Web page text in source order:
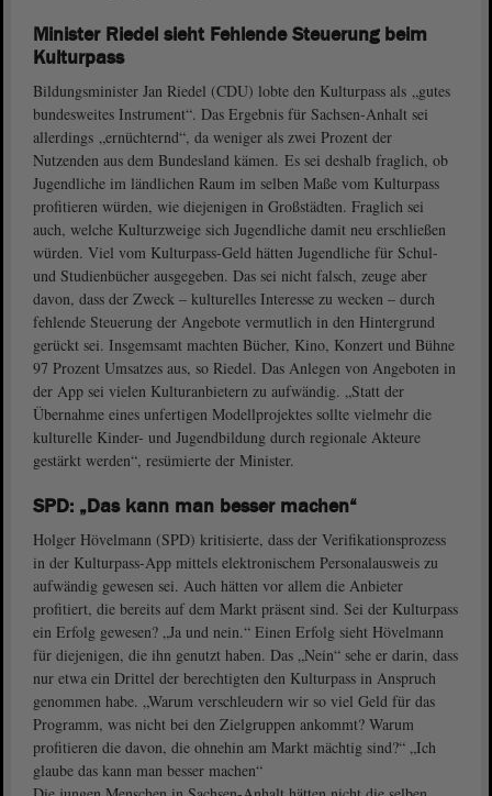
Minister Riedel sieht Fehlende Steuerung beim
Kulturpass
Bildungsminister Jan Riedel (CDU) lobte den Kulturpass als „gutes
bundesweites Instrument“. Das Ergebnis für Sachsen-Anhalt sei
allerdings „ernüchternd“, da weniger als zwei Prozent der
Nutzenden aus dem Bundesland kämen. Es sei deshalb fraglich, ob
Jugendliche im ländlichen Raum im selben Maße vom Kulturpass
profitieren würden, wie diejenigen in Großstädten. Fraglich sei
auch, welche Kulturzweige sich Jugendliche damit neu erschließen
würden. Viel vom Kulturpass-Geld hätten Jugendliche für Schul-
und Studienbücher ausgegeben. Das sei nicht falsch, zeuge aber
davon, dass der Zweck – kulturelles Interesse zu wecken – durch
fehlende Steuerung der Angebote vermutlich in den Hintergrund
gerückt sei. Insgemsamt machten Bücher, Kino, Konzert und Bühne
97 Prozent Umsatzes aus, so Riedel. Das Anlegen von Angeboten in
der App sei vielen Kulturanbietern zu aufwändig. „Statt der
Übernahme eines unfertigen Modellprojektes sollte vielmehr die
kulturelle Kinder- und Jugendbildung durch regionale Akteure
gestärkt werden“, resümierte der Minister.
SPD: „Das kann man besser machen“
Holger Hövelmann (SPD) kritisierte, dass der Verifikationsprozess
in der Kulturpass-App mittels elektronischem Personalausweis zu
aufwändig gewesen sei. Auch hätten vor allem die Anbieter
profitiert, die bereits auf dem Markt präsent sind. Sei der Kulturpass
ein Erfolg gewesen? „Ja und nein.“ Einen Erfolg sieht Hövelmann
für diejenigen, die ihn genutzt haben. Das „Nein“ sehe er darin, dass
nur etwa ein Drittel der berechtigten den Kulturpass in Anspruch
genommen habe. „Warum verschleudern wir so viel Geld für das
Programm, was nicht bei den Zielgruppen ankommt? Warum
profitieren die davon, die ohnehin am Markt mächtig sind?“ „Ich
glaube das kann man besser machen“